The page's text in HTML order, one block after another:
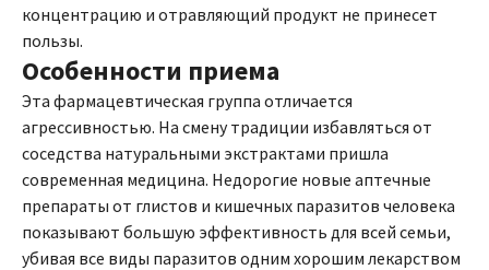
концентрацию и отравляющий продукт не принесет
пользы.
Особенности приема
Эта фармацевтическая группа отличается
агрессивностью. На смену традиции избавляться от
соседства натуральными экстрактами пришла
современная медицина. Недорогие новые аптечные
препараты от глистов и кишечных паразитов человека
показывают большую эффективность для всей семьи,
убивая все виды паразитов одним хорошим лекарством